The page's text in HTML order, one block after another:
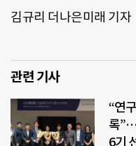
김규리 더나은미래 기자
관련 기사
“연
록
6기